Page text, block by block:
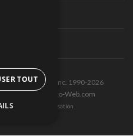
Pole-Position inc. 1990-2026
par Montréal-Photo-Web.com
et Conditions d’utilisation
TOUT